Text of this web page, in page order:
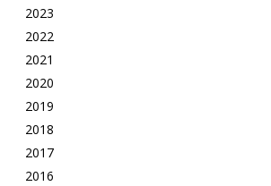
2023
2022
2021
2020
2019
2018
2017
2016